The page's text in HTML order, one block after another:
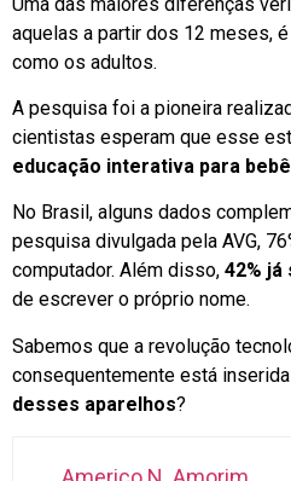
aquelas a partir dos 12 meses,
como os adultos.
A pesquisa foi a pioneira
cientistas esperam que esse
educação interativa para
No Brasil, alguns dados
pesquisa divulgada pela AVG,
computador. Além disso, 42%
de escrever o próprio nome.
Sabemos que a revolução
consequentemente está
desses aparelhos?